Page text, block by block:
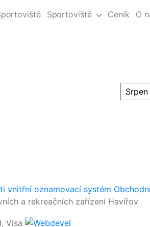
Sportoviště Ceník O
vnitřní oznamovací systém
a rekreačních zařízení Havířov